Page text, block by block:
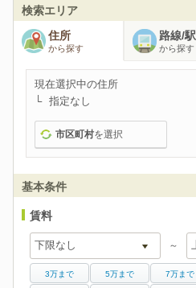
検索エリア
住所
から探す
路線/駅
から探す
現在選択中の住所
指定なし
市区町村を選択
基本条件
賃料
～
3万まで 5万まで 7万まで